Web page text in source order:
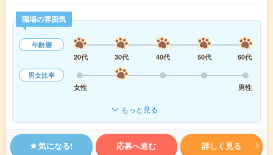
職場の雰囲気
年齢層
20代
30代 40代 50代
60代
男女比率
女性
男性
もっと見る
気になる! 応募へ進む 詳しく見る